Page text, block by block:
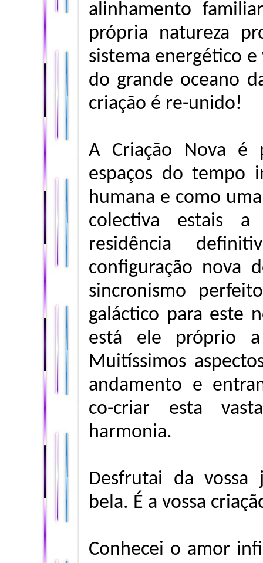
alinhamento
própria natureza
sistema energético
do grande oceano
criação é re-unido!
A Criação Nova é
espaços do tempo
humana e como
colectiva estais
residência
configuração nova
sincronismo
galáctico para este
está ele próprio
Muitíssimos
andamento e
co-criar esta
harmonia.
Desfrutai da
bela. É a vossa
Conhecei o amor